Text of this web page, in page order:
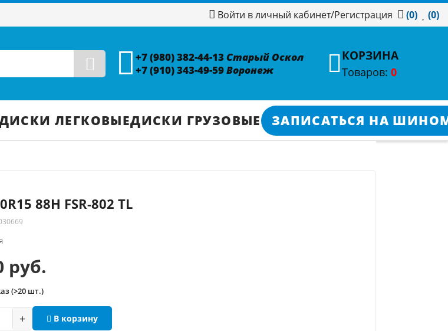
Войти в личный кабинет/Регистрация (0) (0)
+7 (980) 382-44-13 Старый Оскол
+7 (910) 343-49-59Воронеж
КОРЗИНА
Товаров: 0
ЛЕГКОВЫЕДИСКИ ГРУЗОВЫЕ ЗАПИСАТЬСЯ НА
88H FSR-802 TL
руб.
(>20 шт.)
+ В корзину